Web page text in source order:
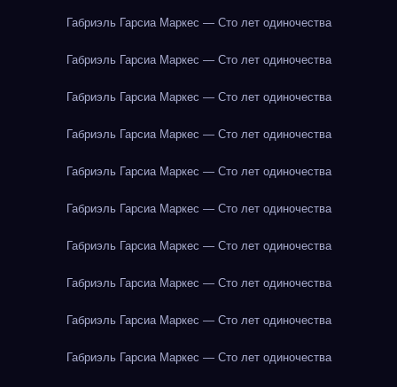
Габриэль Гарсиа Маркес — Сто лет одиночества
Габриэль Гарсиа Маркес — Сто лет одиночества
Габриэль Гарсиа Маркес — Сто лет одиночества
Габриэль Гарсиа Маркес — Сто лет одиночества
Габриэль Гарсиа Маркес — Сто лет одиночества
Габриэль Гарсиа Маркес — Сто лет одиночества
Габриэль Гарсиа Маркес — Сто лет одиночества
Габриэль Гарсиа Маркес — Сто лет одиночества
Габриэль Гарсиа Маркес — Сто лет одиночества
Габриэль Гарсиа Маркес — Сто лет одиночества